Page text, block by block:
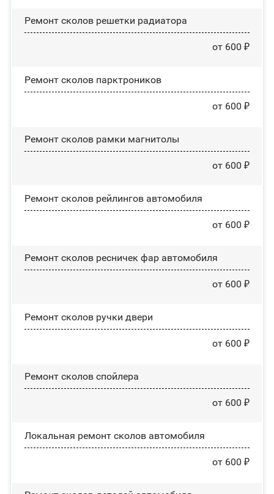
Ремонт сколов решетки радиатора
от 600 ₽
Ремонт сколов парктроников
от 600 ₽
Ремонт сколов рамки магнитолы
от 600 ₽
Ремонт сколов рейлингов автомобиля
от 600 ₽
Ремонт сколов ресничек фар автомобиля
от 600 ₽
Ремонт сколов ручки двери
от 600 ₽
Ремонт сколов спойлера
от 600 ₽
Локальная ремонт сколов автомобиля
от 600 ₽